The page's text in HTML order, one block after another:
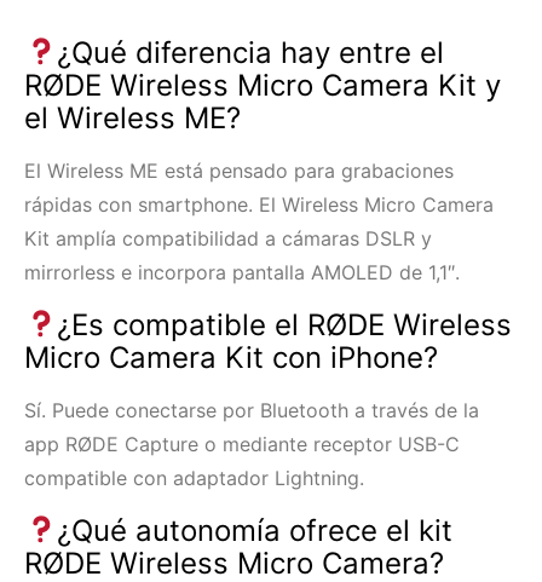
¿Qué diferencia hay entre el
RØDE Wireless Micro Camera Kit y
el Wireless ME?
El Wireless ME está pensado para grabaciones
rápidas con smartphone. El Wireless Micro Camera
Kit amplía compatibilidad a cámaras DSLR y
mirrorless e incorpora pantalla AMOLED de 1,1″.
¿Es compatible el RØDE Wireless
Micro Camera Kit con iPhone?
Sí. Puede conectarse por Bluetooth a través de la
app RØDE Capture o mediante receptor USB-C
compatible con adaptador Lightning.
¿Qué autonomía ofrece el kit
RØDE Wireless Micro Camera?